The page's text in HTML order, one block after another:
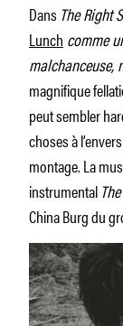
Dans The Right
Lunch comme
malchanceuse,
magnifique
peut sembler
choses à
montage. La
instrumental
China Burg du